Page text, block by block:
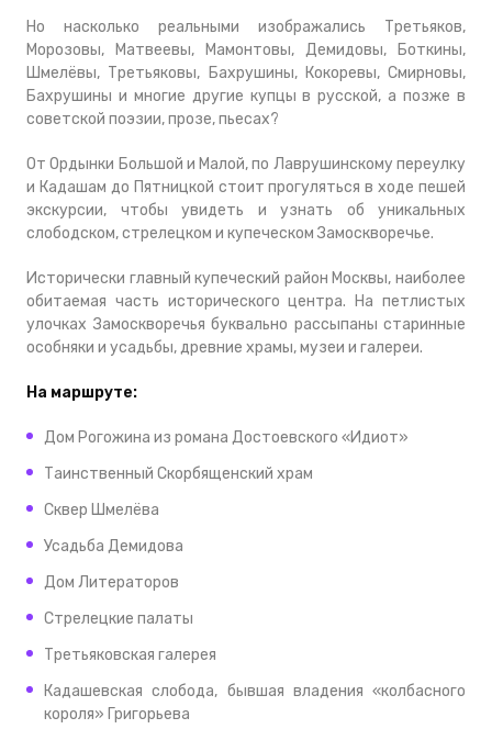
Но насколько реальными изображались Третьяков,
Морозовы, Матвеевы, Мамонтовы, Демидовы, Боткины,
Шмелёвы, Третьяковы, Бахрушины, Кокоревы, Смирновы,
Бахрушины и многие другие купцы в русской, а позже в
советской поэзии, прозе, пьесах?
От Ордынки Большой и Малой, по Лаврушинскому переулку
и Кадашам до Пятницкой стоит прогуляться в ходе пешей
экскурсии, чтобы увидеть и узнать об уникальных
слободском, стрелецком и купеческом Замоскворечье.
Исторически главный купеческий район Москвы, наиболее
обитаемая часть исторического центра. На петлистых
улочках Замоскворечья буквально рассыпаны старинные
особняки и усадьбы, древние храмы, музеи и галереи.
На маршруте:
Дом Рогожина из романа Достоевского «Идиот»
Таинственный Скорбященский храм
Сквер Шмелёва
Усадьба Демидова
Дом Литераторов
Стрелецкие палаты
Третьяковская галерея
Кадашевская слобода, бывшая владения «колбасного
короля» Григорьева